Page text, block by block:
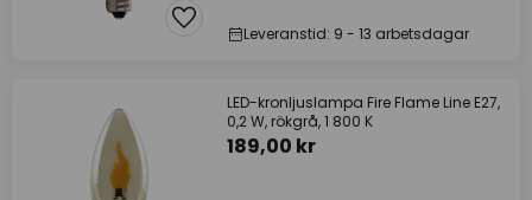
Leveranstid: 9 - 13 arbetsdagar
LED-kronljuslampa Fire Flame Line E27,
0,2 W, rökgrå, 1 800 K
189,00 kr